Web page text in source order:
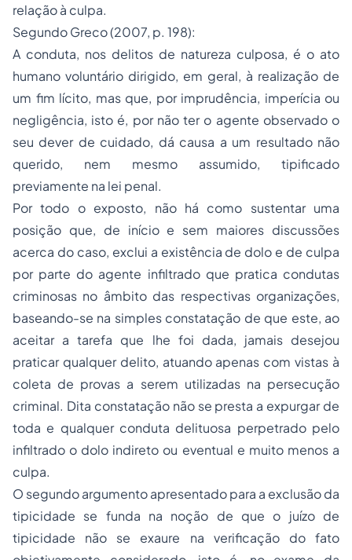
relação à culpa.
Segundo Greco (2007, p. 198):
A conduta, nos delitos de natureza culposa, é o ato
humano voluntário dirigido, em geral, à realização de
um fim lícito, mas que, por imprudência, imperícia ou
negligência, isto é, por não ter o agente observado o
seu dever de cuidado, dá causa a um resultado não
querido, nem mesmo assumido, tipificado
previamente na lei penal.
Por todo o exposto, não há como sustentar uma
posição que, de início e sem maiores discussões
acerca do caso, exclui a existência de dolo e de culpa
por parte do agente infiltrado que pratica condutas
criminosas no âmbito das respectivas organizações,
baseando-se na simples constatação de que este, ao
aceitar a tarefa que lhe foi dada, jamais desejou
praticar qualquer delito, atuando apenas com vistas à
coleta de provas a serem utilizadas na persecução
criminal. Dita constatação não se presta a expurgar de
toda e qualquer conduta delituosa perpetrado pelo
infiltrado o dolo indireto ou eventual e muito menos a
culpa.
O segundo argumento apresentado para a exclusão da
tipicidade se funda na noção de que o juízo de
tipicidade não se exaure na verificação do fato